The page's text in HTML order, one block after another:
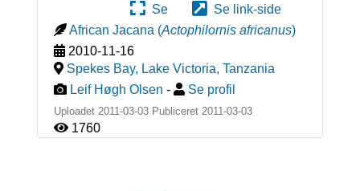
Se
Se link-side
African Jacana (Actophilornis africanus)
2010-11-16
Spekes Bay, Lake Victoria, Tanzania
Leif Høgh Olsen - Se profil
Uploadet 2011-03-03 Publiceret 2011-03-03
1760